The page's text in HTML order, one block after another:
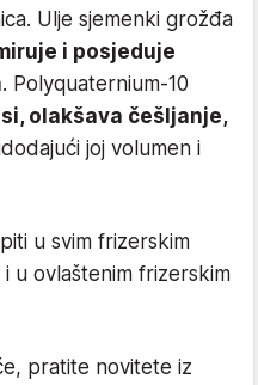
Ulje sjemenki grožđa
i posjeduje
. Polyquaternium-10
olakšava češljanje,
joj volumen i
u svim frizerskim
i u ovlaštenim frizerskim
pratite novitete iz